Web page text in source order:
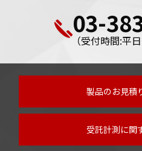
03-
（受付時間:平日
製品のお見積
受託計測に関